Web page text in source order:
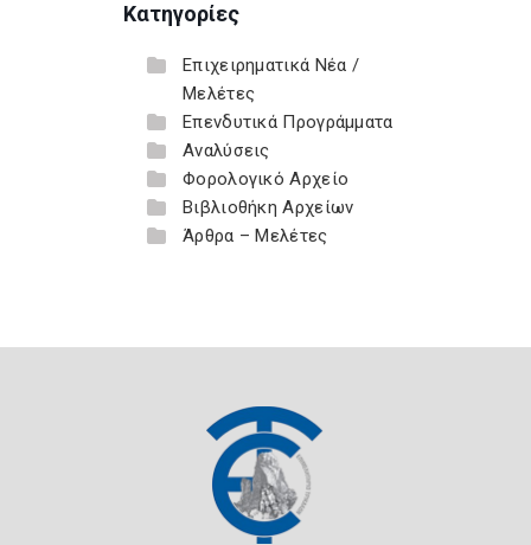
Κατηγορίες
Επιχειρηματικά Νέα /
Μελέτες
Επενδυτικά Προγράμματα
Αναλύσεις
Φορολογικό Αρχείο
Βιβλιοθήκη Αρχείων
Άρθρα – Μελέτες